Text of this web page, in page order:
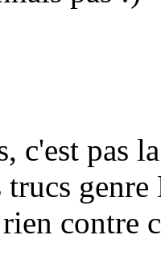
c'est pas
trucs
contre